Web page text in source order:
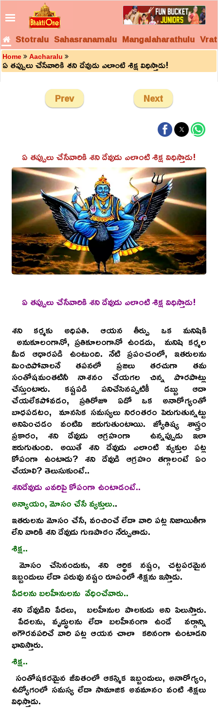
Stotralu Sahasranamalu Mangalaharathulu
Home Aacharalu
ఏ తప్పులు చేసేవారికి శని దేవుడు ఎలాంటి శిక్ష విధిస్తాడు!
Prev Next
ఏ తప్పులు చేసేవారికి శని దేవుడు ఎలాంటి శిక్ష విధిస్తాడు!
ఏ తప్పులు చేసేవారికి శని దేవుడు ఎలాంటి శిక్ష విధిస్తాడు!
శని కర్మకు అధిపతి. ఆయన తీర్పు ఒక మనిషికి
అనుకూలంగానో, ప్రతికూలంగానో ఉండదు, మనిషి కర్మల
మీద ఆధారపడి ఉంటుంది. నేటి ప్రపంచంలో, ఇతరులను
మించిపోవాలనే తపనలో ప్రజలు తరచుగా తమ
సంతోషమంతటినీ నాశనం చేయగల చిన్న పొరపాట్లు
చేస్తుంటారు. కష్టపడి పనిచేసినప్పటికీ డబ్బు ఆదా
చేయలేకపోవడం, ప్రతిరోజూ ఏదో ఒక అనారోగ్యంతో
బాధపడటం, మానసిక సమస్యలు నిరంతరం పెరుగుతున్నట్టు
అనిపించడం వంటివి జరుగుతుంటాయి. జ్యోతిష్య శాస్త్రం
ప్రకారం, శని దేవుడు ఆగ్రహంగా ఉన్నప్పుడు ఇలా
జరుగుతుంది. అయితే శని దేవుడు ఎలాంటి వ్యక్తుల పట్ల
కోపంగా ఉంటాడు? శని దేవుడి ఆగ్రహం తగ్గాలంటే ఏం
చేయాలి? తెలుసుకుంటే..
శనిదేవుడు ఎవరిపై కోపంగా ఉంటాడంటే..
అన్యాయం, మోసం చేసే వ్యక్తులు..
ఇతరులను మోసం చేసే, వంచించే లేదా వారి పట్ల నిజాయితీగా
లేని వారికి శని దేవుడు గుణపాఠం నేర్పుతాడు.
శిక్ష..
మోసం చేసినందుకు, శని ఆర్థిక నష్టం, చట్టపరమైన
ఇబ్బందులు లేదా పరువు నష్టం రూపంలో శిక్షను ఇస్తాడు.
పేదలను బలహీనులను వేధించేవారు..
శని దేవుడిని పేదలు, బలహీనుల పాలకుడు అని పిలుస్తారు.
పేదలను, వృద్ధులను లేదా బలహీనంగా ఉండే వర్గాన్ని
అగౌరవపరిచే వారి పట్ల ఆయన చాలా కఠినంగా ఉంటాడని
భావిస్తారు.
శిక్ష..
సంతోషకరమైన జీవితంలో ఆకస్మిక ఇబ్బందులు, అనారోగ్యం,
ఉద్యోగంలో సమస్య లేదా సామాజిక అవమానం వంటి శిక్షలు
విధిస్తాడు.